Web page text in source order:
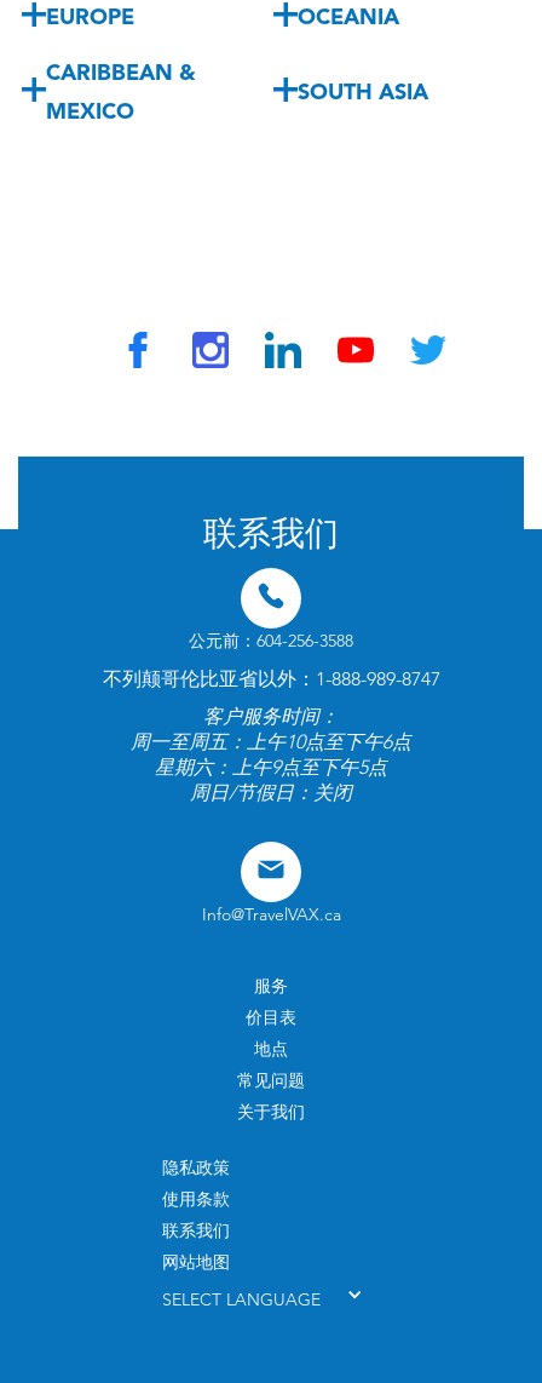
EUROPE OCEANIA
CARIBBEAN &
MEXICO
SOUTH ASIA
联系我们
公元前：604-256-3588
不列颠哥伦比亚省以外：1-888-989-8747
客户服务时间：
周一至周五：上午10点至下午6点
星期六：上午9点至下午5点
周日/节假日：关闭
Info@TravelVAX.ca
服务
价目表
地点
常见问题
关于我们
隐私政策
使用条款
联系我们
网站地图
SELECT LANGUAGE